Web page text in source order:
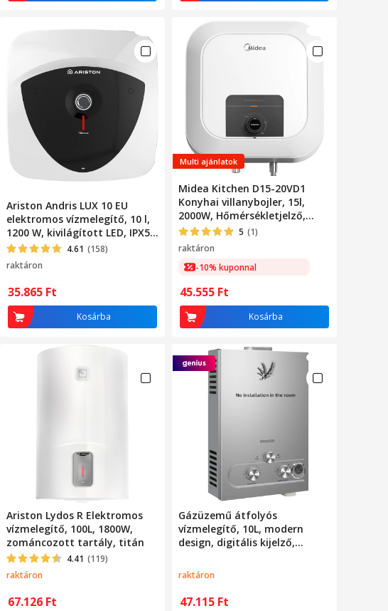
Ariston Andris LUX 10 EU
elektromos vízmelegítő, 10 l,
1200 W, kivilágított LED, IPX5
védelem, külső hőszabályzó
4.61 (158)
raktáron
35.865 Ft
Kosárba
Multi ajánlatok
Midea Kitchen D15-20VD1
Konyhai villanybojler, 15l,
2000W, Hőmérsékletjelző,
Zománcozott tartály, A
energiaosztály, Fehér
5 (1)
raktáron
-10% kuponnal
45.555 Ft
Kosárba
Ariston Lydos R Elektromos
vízmelegítő, 100L, 1800W,
zománcozott tartály, titán
4.41 (119)
raktáron
67.126 Ft
Gázüzemű átfolyós
vízmelegítő, 10L, modern
design, digitális kijelző,
raktáron
47.115 Ft